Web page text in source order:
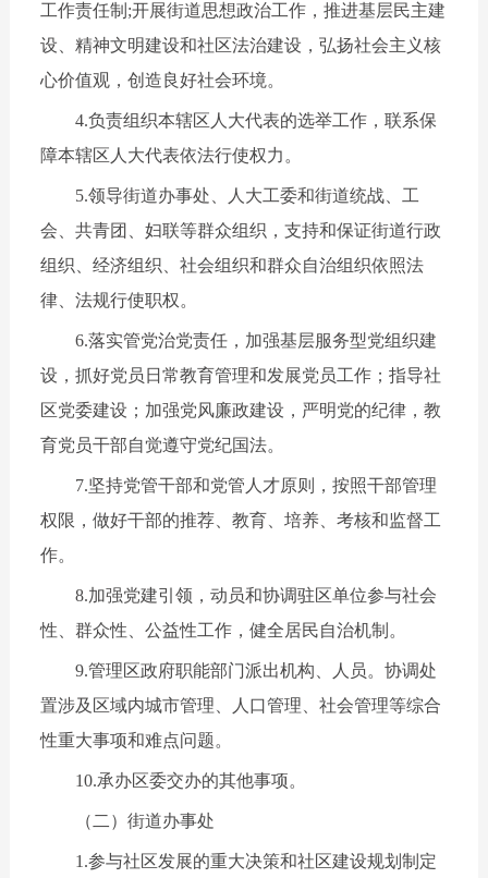
工作责任制;开展街道思想政治工作，推进基层民主建
设、精神文明建设和社区法治建设，弘扬社会主义核
心价值观，创造良好社会环境。
4.负责组织本辖区人大代表的选举工作，联系保
障本辖区人大代表依法行使权力。
5.领导街道办事处、人大工委和街道统战、工
会、共青团、妇联等群众组织，支持和保证街道行政
组织、经济组织、社会组织和群众自治组织依照法
律、法规行使职权。
6.落实管党治党责任，加强基层服务型党组织建
设，抓好党员日常教育管理和发展党员工作；指导社
区党委建设；加强党风廉政建设，严明党的纪律，教
育党员干部自觉遵守党纪国法。
7.坚持党管干部和党管人才原则，按照干部管理
权限，做好干部的推荐、教育、培养、考核和监督工
作。
8.加强党建引领，动员和协调驻区单位参与社会
性、群众性、公益性工作，健全居民自治机制。
9.管理区政府职能部门派出机构、人员。协调处
置涉及区域内城市管理、人口管理、社会管理等综合
性重大事项和难点问题。
10.承办区委交办的其他事项。
（二）街道办事处
1.参与社区发展的重大决策和社区建设规划制定